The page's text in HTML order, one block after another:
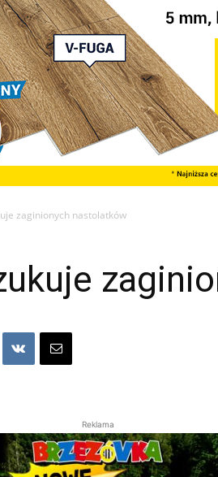
zaginionych nastolatków
Reklama